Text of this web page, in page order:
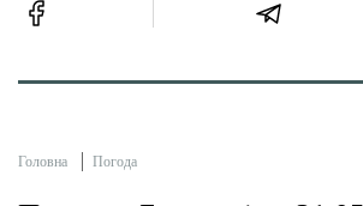
Головна Погода